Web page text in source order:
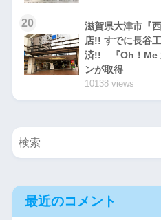
20
滋賀県大津市『
店!! すでに長谷
済!! 『Oh！Me
ンが取得
10138 views
最近のコメント